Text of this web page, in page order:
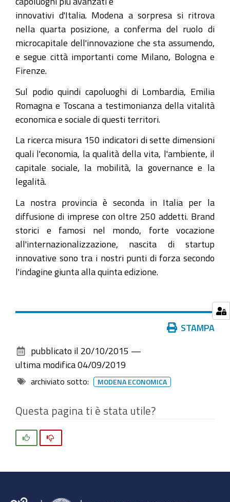
innovativi d'Italia. Modena a sorpresa si ritrova
nella quarta posizione, a conferma del ruolo di
microcapitale dell'innovazione che sta assumendo,
e segue città importanti come Milano, Bologna e
Firenze.
Sul podio quindi capoluoghi di Lombardia, Emilia
Romagna e Toscana a testimonianza della vitalità
economica e sociale di questi territori.
La ricerca misura 150 indicatori di sette dimensioni
quali l'economia, la qualità della vita, l'ambiente, il
capitale sociale, la mobilità, la governance e la
legalità.
La nostra provincia è seconda in Italia per la
diffusione di imprese con oltre 250 addetti. Brand
storici e famosi nel mondo, forte vocazione
all'internazionalizzazione, nascita di startup
innovative sono tra i nostri punti di forza secondo
l'indagine giunta alla quinta edizione.
documento
STAMPA
pubblicato il 20/10/2015 —
ultima modifica 04/09/2019
archiviato sotto: MODENA ECONOMICA
Questa pagina ti è stata utile?